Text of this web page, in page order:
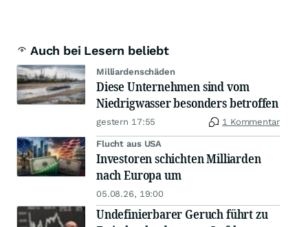
Auch bei Lesern beliebt
Milliardenschäden
Diese Unternehmen sind vom
Niedrigwasser besonders betroffen
gestern 17:55 1 Kommentar
Flucht aus USA
Investoren schichten Milliarden
nach Europa um
05.08.26, 19:00
Undefinierbarer Geruch führt zu